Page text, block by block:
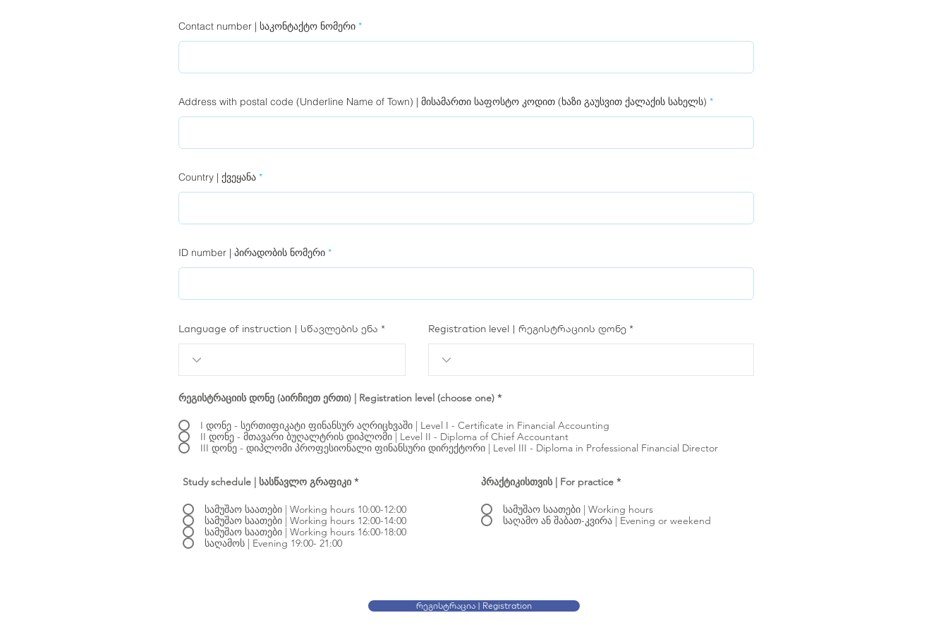
Contact number | საკონტაქტო ნომერი
Address with postal code (Underline Name of Town) | მისამართი საფოსტო კოდით (ხაზი გაუსვით ქალაქის სახელს)
Country | ქვეყანა
ID number | პირადობის ნომერი
Language of instruction | სწავლების ენა Registration level | რეგისტრაციის დონე
რეგისტრაციის დონე (აირჩიეთ ერთი) | Registration level (choose one) *
I დონე - სერთიფიკატი ფინანსურ აღრიცხვაში | Level I - Certificate in Financial Accounting
II დონე - მთავარი ბუღალტრის დიპლომი | Level II - Diploma of Chief Accountant
III დონე - დიპლომი პროფესიონალი ფინანსური დირექტორი | Level III - Diploma in Professional Financial Director
Study schedule | სასწავლო გრაფიკი *
სამუშაო საათები | Working hours 10:00-12:00
სამუშაო საათები | Working hours 12:00-14:00
სამუშაო საათები | Working hours 16:00-18:00
საღამოს | Evening 19:00- 21:00
პრაქტიკისთვის | For practice *
სამუშაო საათები | Working hours
საღამო ან შაბათ-კვირა | Evening or weekend
რეგისტრაცია | Registration